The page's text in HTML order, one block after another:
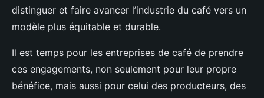
distinguer et faire avancer l’industrie du café vers un
modèle plus équitable et durable.
Il est temps pour les entreprises de café de prendre
ces engagements, non seulement pour leur propre
bénéfice, mais aussi pour celui des producteurs, des